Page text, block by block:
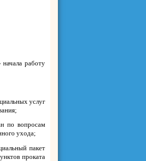
работу
услуг
по вопросам
ухода;
пакет
проката